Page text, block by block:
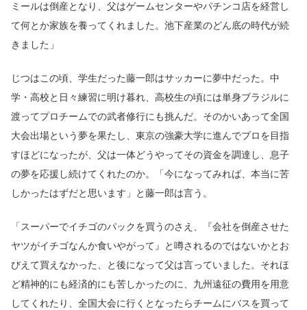
ミールは倒産となり、父はゲームセンターやパチンコ店を経営し
て何とか家族を養ってくれました。池下産業のどん底の時代が続
きました」
じつはこの頃、学生だった藤一郎はサッカーに夢中だった。中
学・高校と日々練習に明け暮れ、高校生の頃には単身ブラジルに
渡ってプロチームでの武者修行にも挑んだ。そのかいあって全国
大会出場という夢を果たし、東京の強豪大学に進んでプロを目指
すほどになったが、父は一体どうやってその資金を調達し、息子
の夢を応援し続けてくれたのか。「今になってみれば、本当に苦
しかったはずだと思います」と藤一郎は言う。
「スーパーでイチゴのパックを買うのさえ、『会社を倒産させた
ヤツがイチゴなんか食いやがって』と噂されるのではないかとお
びえて買えなかった、と後になって父は言っていました。それほ
ど精神的にも経済的にも苦しかったのに、九州遠征の費用を用意
してくれたり、全国大会に行くとなったらチームにバスを買って